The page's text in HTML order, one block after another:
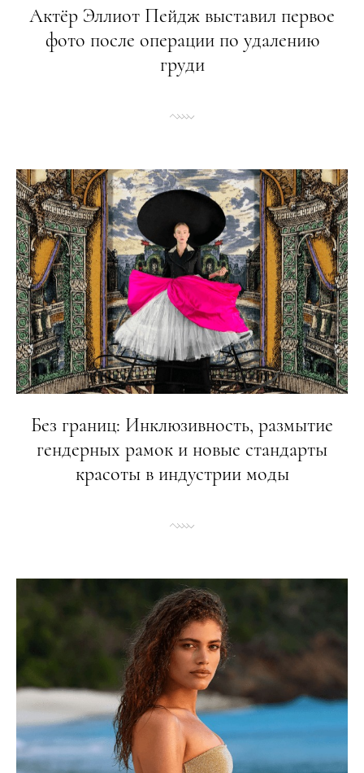
Актёр Эллиот Пейдж выставил первое
фото после операции по удалению
груди
Без границ: Инклюзивность, размытие
гендерных рамок и новые стандарты
красоты в индустрии моды